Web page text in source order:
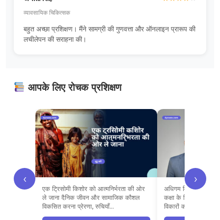
व्यावसायिक चिकित्सक
बहुत अच्छा प्रशिक्षण। मैंने सामग्री की गुणवत्ता और ऑनलाइन प्रारूप की
लचीलेपन की सराहना की।
आपके लिए रोचक प्रशिक्षण
‹
एक ट्रिसोमी किशोर को आत्मनिर्भरता की ओर
ले जाना दैनिक जीवन और सामाजिक कौशल
विकसित करना प्रेरणा, रुचियाँ…
अधिगम विकारों वाले
कक्षा के लिए
विकारों को समझना
›